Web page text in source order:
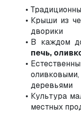
Крыши из
дворики
В каждом
печь,
деревьями
Культура
местных